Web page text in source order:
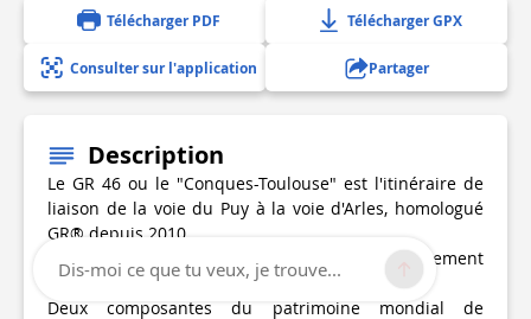
Télécharger PDF Télécharger GPX
Consulter sur l'application Partager
Description
Le GR 46 ou le "Conques-Toulouse" est l'itinéraire de
liaison de la voie du Puy à la voie d'Arles, homologué
GR® depuis 2010.
En Haute-Garonne, il traverse le nord du département
de Roquesérière à Toulouse.
Deux composantes du patrimoine mondial de
Dis-moi ce que tu veux, je trouve...